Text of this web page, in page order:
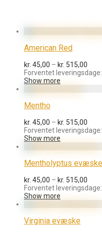
American Red
kr. 45,00 – kr. 515,00
kr.
Forventet
Show more
Mentho
kr. 45,00 – kr. 515,00
kr.
Forventet
Show more
Mentholyptus evæske
kr. 45,00 – kr. 515,00
kr.
Forventet
Show more
Virginia evæske